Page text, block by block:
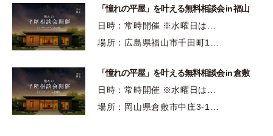
「憧れの平屋」を叶える無料相談会 in 福山
日時：常時開催 ※水曜日は…
場所：広島県福山市千田町1…
「憧れの平屋」を叶える無料相談会 in 倉敷
日時：常時開催 ※水曜日は…
場所：岡山県倉敷市中庄3-1…